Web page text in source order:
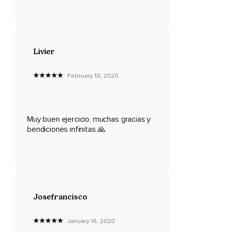
Disfruta de este momento.
contigo mismo.
profundidades del corazón.
Ve a tu propio suelo y allí aprende a conocerte a ti mismo.
Livier
February 10, 2020
Muy buen ejercicio, muchas gracias y
bendiciones infinitas 🙏
Josefrancisco
January 16, 2020